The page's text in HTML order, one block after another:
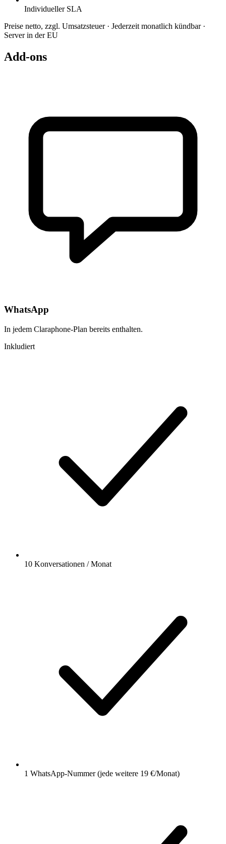
Individueller SLA
Preise netto, zzgl. Umsatzsteuer · Jederzeit monatlich kündbar ·
Server in der EU
Add-ons
WhatsApp
In jedem Claraphone-Plan bereits enthalten.
Inkludiert
10 Konversationen / Monat
1 WhatsApp-Nummer (jede weitere 19 €/Monat)